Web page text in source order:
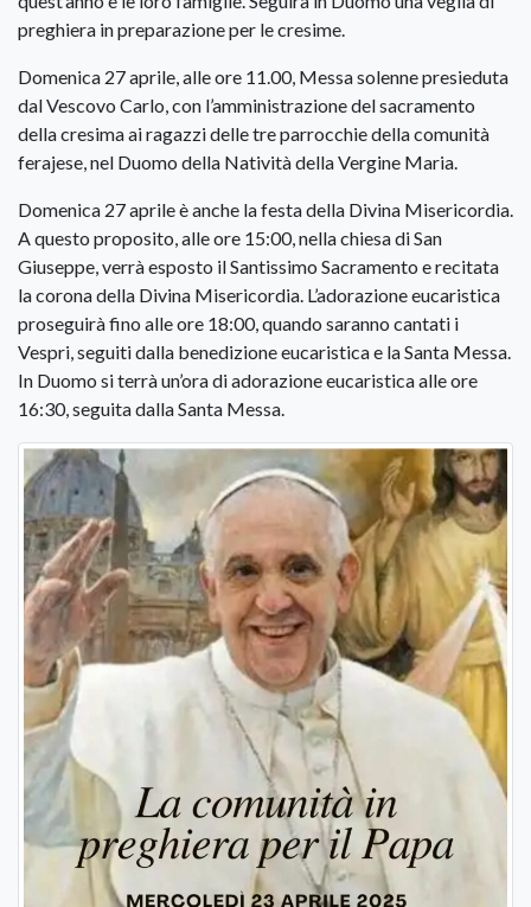
preghiera in preparazione per le cresime.
Domenica 27 aprile, alle ore 11.00, Messa solenne presieduta
dal Vescovo Carlo, con l’amministrazione del sacramento
della cresima ai ragazzi delle tre parrocchie della comunità
ferajese, nel Duomo della Natività della Vergine Maria.
Domenica 27 aprile è anche la festa della Divina Misericordia.
A questo proposito, alle ore 15:00, nella chiesa di San
Giuseppe, verrà esposto il Santissimo Sacramento e recitata
la corona della Divina Misericordia. L’adorazione eucaristica
proseguirà fino alle ore 18:00, quando saranno cantati i
Vespri, seguiti dalla benedizione eucaristica e la Santa Messa.
In Duomo si terrà un’ora di adorazione eucaristica alle ore
16:30, seguita dalla Santa Messa.